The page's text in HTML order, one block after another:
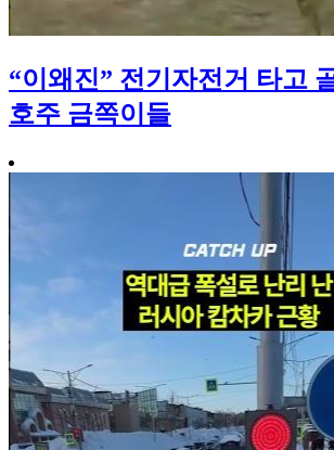
“이왜진” 전기자전거 타고
호주 금쪽이들